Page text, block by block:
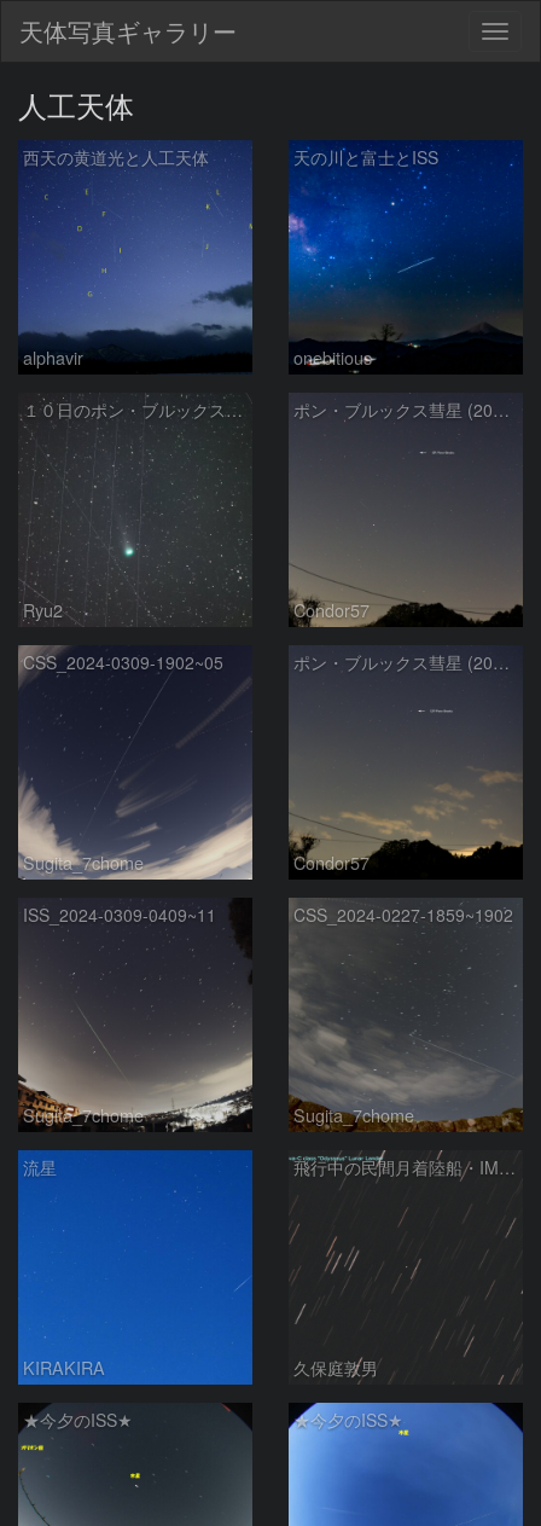
天体写真ギャラリー
人工天体
西天の黄道光と人工天体
alphavir
天の川と富士とISS
onebitious
１０日のポン・ブルックス彗星と人工衛星
Ryu2
ポン・ブルックス彗星 (2024/03/09)
Condor57
CSS_2024-0309-1902~05
Sugita_7chome
ポン・ブルックス彗星 (2024/03/08)
Condor57
ISS_2024-0309-0409~11
Sugita_7chome
CSS_2024-0227-1859~1902
Sugita_7chome
流星
KIRAKIRA
飛行中の民間月着陸船・IM-1（Nova-C／Odysseus）
久保庭敦男
★今夕のISS★ ★今夕のISS★